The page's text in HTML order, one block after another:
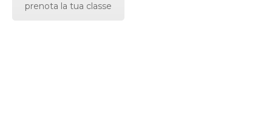
prenota la tua classe